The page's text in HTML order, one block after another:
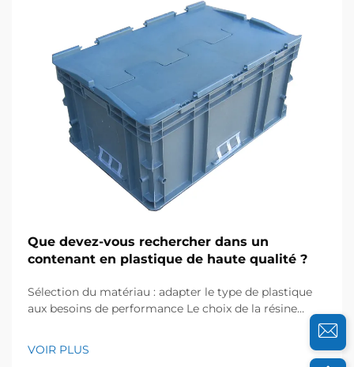
Que devez-vous rechercher dans un
contenant en plastique de haute qualité ?
Sélection du matériau : adapter le type de plastique
aux besoins de performance Le choix de la résine
que votre récipient fonctionne de manière fiable dans
les conditions prévues. Le type de résine influence
VOIR PLUS